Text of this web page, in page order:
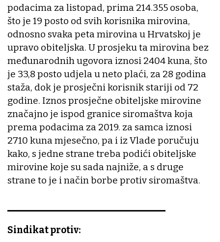
podacima za listopad, prima 214.355 osoba,
što je 19 posto od svih korisnika mirovina,
odnosno svaka peta mirovina u Hrvatskoj je
upravo obiteljska. U prosjeku ta mirovina bez
međunarodnih ugovora iznosi 2404 kuna, što
je 33,8 posto udjela u neto plaći, za 28 godina
staža, dok je prosječni korisnik stariji od 72
godine. Iznos prosječne obiteljske mirovine
značajno je ispod granice siromaštva koja
prema podacima za 2019. za samca iznosi
2710 kuna mjesečno, pa i iz Vlade poručuju
kako, s jedne strane treba podići obiteljske
mirovine koje su sada najniže, a s druge
strane to je i način borbe protiv siromaštva.
Sindikat protiv: